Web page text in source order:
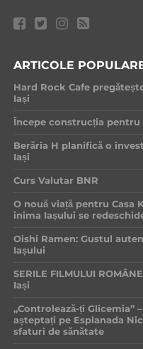
ARTICOLE
Hard Rock Cafe
Iași
Începe construcția pentru
Berăria H planifică o
Iași
Curs Valutar BNR
O nouă viață pentru Casa
inima Iașului se
Oishi Ramen: Gustul
Iașului
SERILE FILMULUI
Iași
„Controlează-ți Glicemia”
așteptați pe Esplanada
sfaturi de sănătate